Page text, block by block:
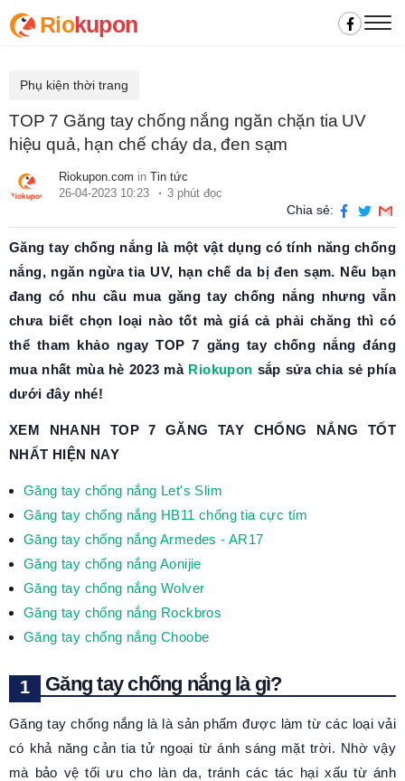
Riokupon
Phụ kiện thời trang
TOP 7 Găng tay chống nắng ngăn chặn tia UV
hiệu quả, hạn chế cháy da, đen sạm
Riokupon.com in Tin tức
26-04-2023 10:23
3 phút đọc
Chia sẻ:
Găng tay chống nắng là một vật dụng có tính năng chống
nắng, ngăn ngừa tia UV, hạn chế da bị đen sạm. Nếu bạn
đang có nhu cầu mua găng tay chống nắng nhưng vẫn
chưa biết chọn loại nào tốt mà giá cả phải chăng thì có
thể tham khảo ngay TOP 7 găng tay chống nắng đáng
mua nhất mùa hè 2023 mà Riokupon sắp sửa chia sẻ phía
dưới đây nhé!
XEM NHANH TOP 7 GĂNG TAY CHỐNG NẮNG TỐT
NHẤT HIỆN NAY
Găng tay chống nắng Let's Slim
Găng tay chống nắng HB11 chống tia cực tím
Găng tay chống nắng Armedes - AR17
Găng tay chống nắng Aonijie
Găng tay chống nắng Wolver
Găng tay chống nắng Rockbros
Găng tay chống nắng Choobe
Găng tay chống nắng là gì?
Găng tay chống nắng là là sản phẩm được làm từ các loại vải
có khả năng cản tia tử ngoại từ ánh sáng mặt trời. Nhờ vậy
mà bảo vệ tối ưu cho làn da, tránh các tác hại xấu từ ánh